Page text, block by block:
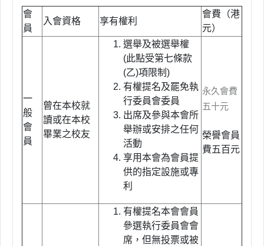
會
員
入會資格 享有權利
會費（港
元）
一
般
會
員
曾在本校就
讀或在本校
畢業之校友
選舉及被選舉權
(此點受第七條款
(乙)項限制)
有權提名及罷免執
行委員會委員
出席及參與本會所
舉辦或安排之任何
活動
享用本會為會員提
供的指定設施或專
利
永久會費
五十元
榮譽會員
費五百元
有權提名本會會員
參選執行委員會會
席，但無投票或被